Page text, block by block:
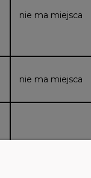
nie ma miejsca
nie ma miejsca